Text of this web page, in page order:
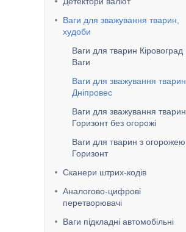
Ваги для зважування тварин,
худоби
Ваги для тварин Кіровоград
Ваги
Ваги для зважування тварин
Дніпровес
Ваги для зважування тварин
Горизонт без огорожі
Ваги для тварин з огорожею
Горизонт
Сканери штрих-кодів
Аналогово-цифрові
перетворювачі
Ваги підкладні автомобільні